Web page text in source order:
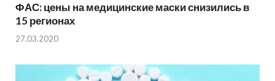
ФАС: цены на медицинские маски снизились в
15 регионах
27.03.2020